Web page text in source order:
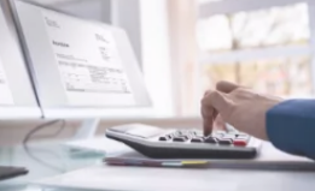
Rambursări de TVA și
accize
Depunerea cererilor de rambursare
a TVA și a accizelor în Croația și
obținerea de asistență pentru
înregistrare.